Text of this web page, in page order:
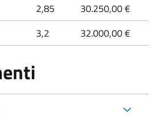
2,85
30.250,00 €
3,2 32.000,00 €